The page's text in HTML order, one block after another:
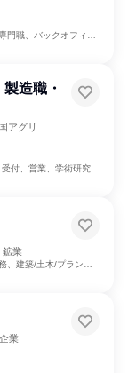
、組織運営管理・公務員・事務系職種、農林水産鉱業職種
造職・
アグリ
、学術研究、製造・生産工程
鉱業
/土木/プラント専門職
業